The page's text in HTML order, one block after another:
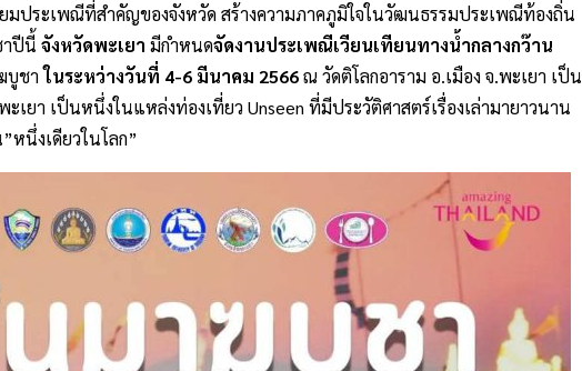
มประเพณีที่สำคัญของจังหวัด สร้างความภาคภูมิใจในวัฒนธรรมประเพณีท้องถิ่น
าปีนี้ จังหวัดพะเยา มีกำหนดจัดงานประเพณีเวียนเทียนทางน้ำกลางกว๊าน
บูชาในระหว่างวันที่ 4-6 มีนาคม 2566ณ วัดติโลกอาราม อ.เมือง จ.พะเยา เป็น
เยา เป็นหนึ่งในแหล่งท่องเที่ยว Unseen ที่มีประวัติศาสตร์เรื่องเล่ามายาวนาน
นึ่งเดียวในโลก”